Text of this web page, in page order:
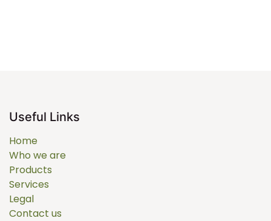
Useful Links
Home
Who we are
Products
Services
Legal
Contact us